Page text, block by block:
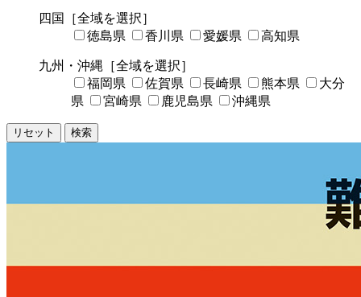
四国
［全域を選択］
徳島県
香川県 愛媛県 高知県
九州・沖縄 ［全域を選択］
福岡県
佐賀県 長崎県 熊本県
大分
県
宮崎県 鹿児島県 沖縄県
リセット 検索